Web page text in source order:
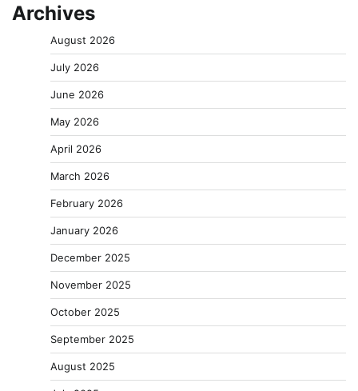
Archives
August 2026
July 2026
June 2026
May 2026
April 2026
March 2026
February 2026
January 2026
December 2025
November 2025
October 2025
September 2025
August 2025